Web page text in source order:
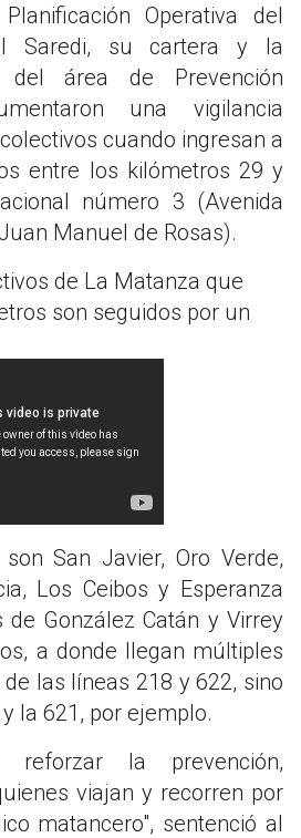
Operativa del
Saredi, su cartera y la
del área de Prevención
una vigilancia
cuando ingresan a
entre los kilómetros 29 y
número 3 (Avenida
Manuel de Rosas).
de La Matanza que
son seguidos por un
San Javier, Oro Verde,
Los Ceibos y Esperanza
González Catán y Virrey
a donde llegan múltiples
las líneas 218 y 622, sino
la 621, por ejemplo.
la prevención,
viajan y recorren por
matancero", sentenció al